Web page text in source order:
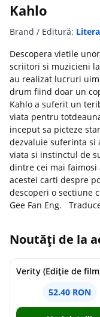
Kahlo
Brand / Editură: Litera
Descopera vietile
scriitori si muzicieni
au realizat lucruri
drum fiind doar un
Kahlo a suferit un
viata pentru
inceput sa picteze
dezvaluie suferinta si
viata si instinctul de
dintre cei mai
acestei carti despre
descoperi o sectiune
Gee Fan Eng.
Noutăți de la
Verity (Ediție de
52.40 RON